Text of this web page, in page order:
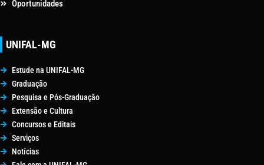
Oportunidades
UNIFAL-MG
Estude na UNIFAL-MG
Graduação
Pesquisa e Pós-Graduação
Extensão e Cultura
Concursos e Editais
Serviços
Notícias